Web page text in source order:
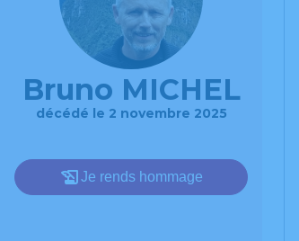
Bruno MICHEL
décédé le 2 novembre 2025
Je rends hommage